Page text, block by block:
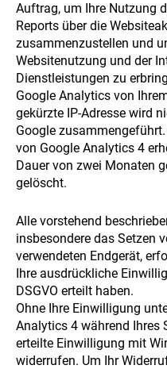
Auftrag, um Ihre Nutzung
Reports über die
zusammenzustellen und
Websitenutzung und der
Dienstleistungen zu
Google Analytics von
gekürzte IP-Adresse wird
Google
von Google Analytics 4
Dauer von zwei Monaten
gelöscht.
Alle vorstehend
insbesondere das Setzen
verwendeten Endgerät,
Ihre ausdrückliche
DSGVO erteilt haben.
Ohne Ihre Einwilligung
Analytics 4 während Ihres
erteilte Einwilligung mit
widerrufen. Um Ihr